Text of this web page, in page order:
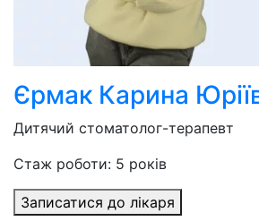
Єрмак Карина
Дитячий стоматолог-терапевт
Стаж роботи: 5 років
Записатися до лікаря